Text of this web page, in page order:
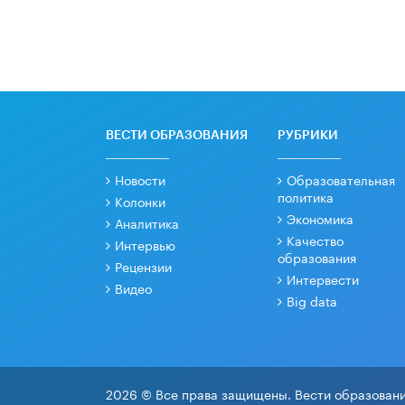
ВЕСТИ ОБРАЗОВАНИЯ
Новости
Колонки
Аналитика
Интервью
Рецензии
Видео
РУБРИКИ
Образовательная
политика
Экономика
Качество
образования
Интервести
Big data
2026 © Все права защищены. Вести